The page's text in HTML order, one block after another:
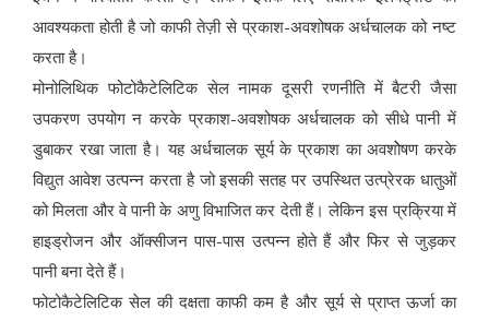
आवश्यकता होती है जो काफी तेज़ी से प्रकाश-अवशोषक अर्धचालक को नष्ट
करता है।
मोनोलिथिक फोटोकैटेलिटिक सेल नामक दूसरी रणनीति में बैटरी जैसा
उपकरण उपयोग न करके प्रकाश-अवशोषक अर्धचालक को सीधे पानी में
डुबाकर रखा जाता है। यह अर्धचालक सूर्य के प्रकाश का अवशोेषण करके
विद्युत आवेश उत्पन्न करता है जो इसकी सतह पर उपस्थित उत्प्रेरक धातुओं
को मिलता और वे पानी के अणु विभाजित कर देती हैं। लेकिन इस प्रक्रिया में
हाइड्रोजन और ऑक्सीजन पास-पास उत्पन्न होते हैं और फिर से जुड़कर
पानी बना देते हैं।
फोटोकैटेलिटिक सेल की दक्षता काफी कम है और सूर्य से प्राप्त ऊर्जा का